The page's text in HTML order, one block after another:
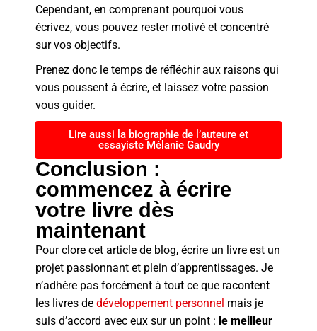
Cependant, en comprenant pourquoi vous
écrivez, vous pouvez rester motivé et concentré
sur vos objectifs.
Prenez donc le temps de réfléchir aux raisons qui
vous poussent à écrire, et laissez votre passion
vous guider.
Lire aussi la biographie de l’auteure et
essayiste Mélanie Gaudry
Conclusion :
commencez à écrire
votre livre dès
maintenant
Pour clore cet article de blog, écrire un livre est un
projet passionnant et plein d’apprentissages. Je
n’adhère pas forcément à tout ce que racontent
les livres de développement personnel mais je
suis d’accord avec eux sur un point : le meilleur